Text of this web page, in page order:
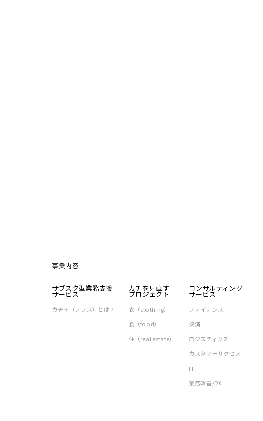
事業内容
サブスク型業務支援
サービス
カチ＋（プラス）とは？
カチを見直す
プロジェクト
衣（clothing）
食（food）
住（real estate）
コンサルティング
サービス
ファイナンス
決済
ロジスティクス
カスタマーサクセス
IT
業務改善/DX